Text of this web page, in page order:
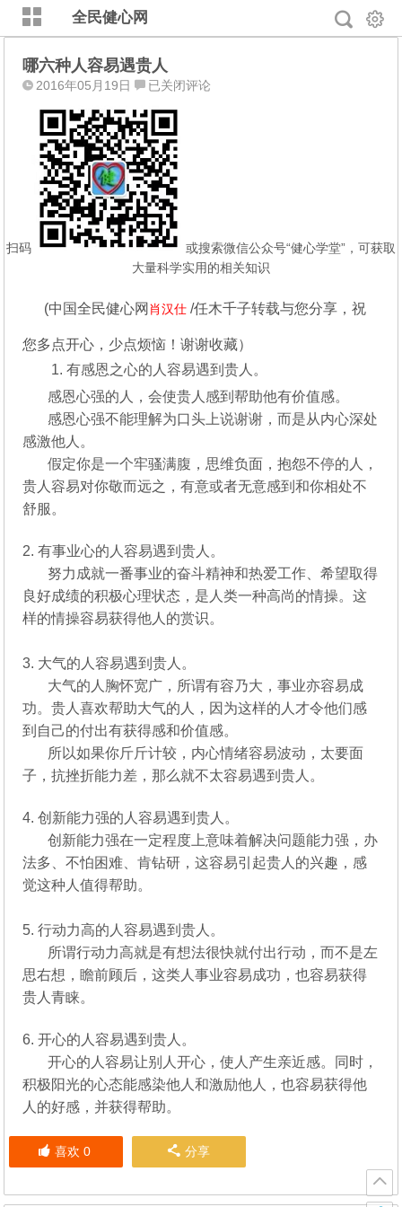
全民健心网
哪六种人容易遇贵人
2016年05月19日
哪
种
人
容
易
遇
贵
人
已关闭评论
扫码
或搜索微信公众号“健心学堂”，可获取
大量科学实用的相关知识
(中国全民健心网 肖汉仕 /任木千子转载与您分享，祝
您多点开心，少点烦恼！谢谢收藏）
1. 有感恩之心的人容易遇到贵人。
感恩心强的人，会使贵人感到帮助他有价值感。
感恩心强不能理解为口头上说谢谢，而是从内心深处
感激他人。
假定你是一个牢骚满腹，思维负面，抱怨不停的人，
贵人容易对你敬而远之，有意或者无意感到和你相处不
舒服。
2. 有事业心的人容易遇到贵人。
努力成就一番事业的奋斗精神和热爱工作、希望取得
良好成绩的积极心理状态，是人类一种高尚的情操。这
样的情操容易获得他人的赏识。
3. 大气的人容易遇到贵人。
大气的人胸怀宽广，所谓有容乃大，事业亦容易成
功。贵人喜欢帮助大气的人，因为这样的人才令他们感
到自己的付出有获得感和价值感。
所以如果你斤斤计较，内心情绪容易波动，太要面
子，抗挫折能力差，那么就不太容易遇到贵人。
4. 创新能力强的人容易遇到贵人。
创新能力强在一定程度上意味着解决问题能力强，办
法多、不怕困难、肯钻研，这容易引起贵人的兴趣，感
觉这种人值得帮助。
5. 行动力高的人容易遇到贵人。
所谓行动力高就是有想法很快就付出行动，而不是左
思右想，瞻前顾后，这类人事业容易成功，也容易获得
贵人青睐。
6. 开心的人容易遇到贵人。
开心的人容易让别人开心，使人产生亲近感。同时，
积极阳光的心态能感染他人和激励他人，也容易获得他
人的好感，并获得帮助。
喜欢 0 分享